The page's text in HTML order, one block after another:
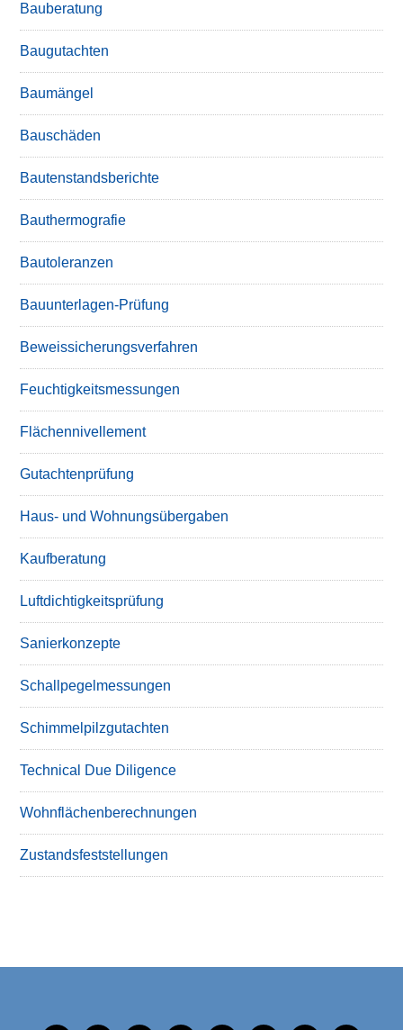
Bauberatung
Baugutachten
Baumängel
Bauschäden
Bautenstandsberichte
Bauthermografie
Bautoleranzen
Bauunterlagen-Prüfung
Beweissicherungsverfahren
Feuchtigkeitsmessungen
Flächennivellement
Gutachtenprüfung
Haus- und Wohnungsübergaben
Kaufberatung
Luftdichtigkeitsprüfung
Sanierkonzepte
Schallpegelmessungen
Schimmelpilzgutachten
Technical Due Diligence
Wohnflächenberechnungen
Zustandsfeststellungen